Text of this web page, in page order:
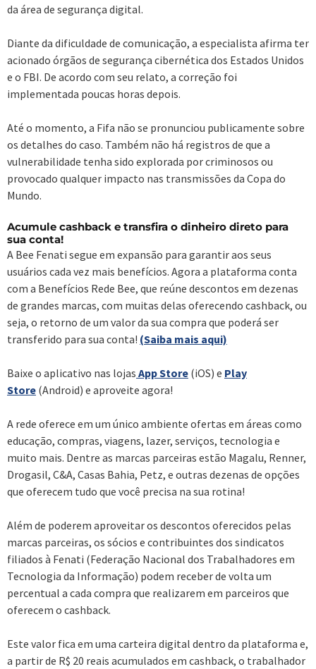
da área de segurança digital.
Diante da dificuldade de comunicação, a especialista afirma ter
acionado órgãos de segurança cibernética dos Estados Unidos
e o FBI. De acordo com seu relato, a correção foi
implementada poucas horas depois.
Até o momento, a Fifa não se pronunciou publicamente sobre
os detalhes do caso. Também não há registros de que a
vulnerabilidade tenha sido explorada por criminosos ou
provocado qualquer impacto nas transmissões da Copa do
Mundo.
Acumule cashback e transfira o dinheiro direto para
sua conta!
A Bee Fenati segue em expansão para garantir aos seus
usuários cada vez mais benefícios. Agora a plataforma conta
com a Benefícios Rede Bee, que reúne descontos em dezenas
de grandes marcas, com muitas delas oferecendo cashback, ou
seja, o retorno de um valor da sua compra que poderá ser
transferido para sua conta! (Saiba mais aqui)
Baixe o aplicativo nas lojas App Store (iOS) e Play
Store (Android) e aproveite agora!
A rede oferece em um único ambiente ofertas em áreas como
educação, compras, viagens, lazer, serviços, tecnologia e
muito mais. Dentre as marcas parceiras estão Magalu, Renner,
Drogasil, C&A, Casas Bahia, Petz, e outras dezenas de opções
que oferecem tudo que você precisa na sua rotina!
Além de poderem aproveitar os descontos oferecidos pelas
marcas parceiras, os sócios e contribuintes dos sindicatos
filiados à Fenati (Federação Nacional dos Trabalhadores em
Tecnologia da Informação) podem receber de volta um
percentual a cada compra que realizarem em parceiros que
oferecem o cashback.
Este valor fica em uma carteira digital dentro da plataforma e,
a partir de R$ 20 reais acumulados em cashback, o trabalhador